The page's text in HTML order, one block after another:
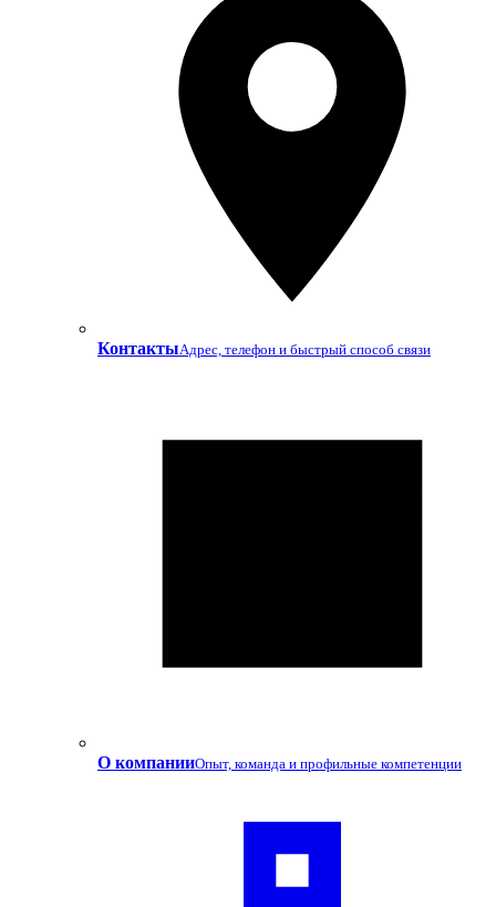
КонтактыАдрес, телефон и быстрый способ связи
О компанииОпыт, команда и профильные компетенции